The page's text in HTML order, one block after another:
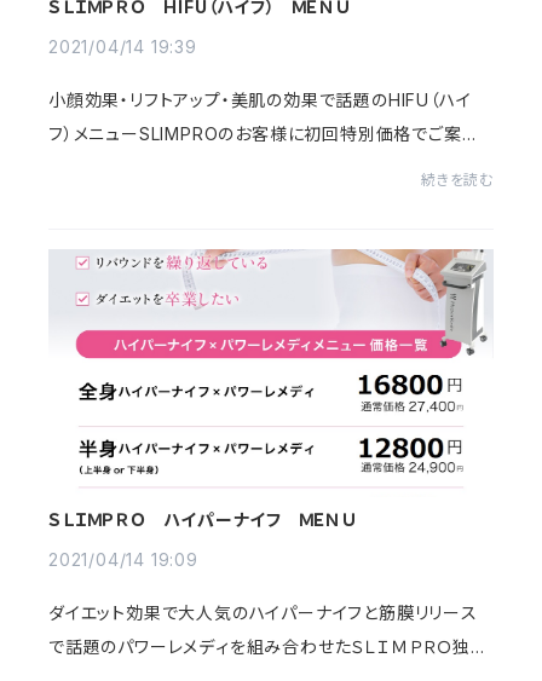
ＳＬＩＭＰＲＯ HIFU（ハイフ） ＭＥＮＵ
2021/04/14 19:39
小顔効果・リフトアップ・美肌の効果で話題のHIFU（ハイ
フ）メニューSLIMPROのお客様に初回特別価格でご案内
続きを読む
ＳＬＩＭＰＲＯ ハイパーナイフ ＭＥＮＵ
2021/04/14 19:09
ダイエット効果で大人気のハイパーナイフと筋膜リリース
で話題のパワーレメディを組み合わせたＳＬＩＭＰＲＯ独自